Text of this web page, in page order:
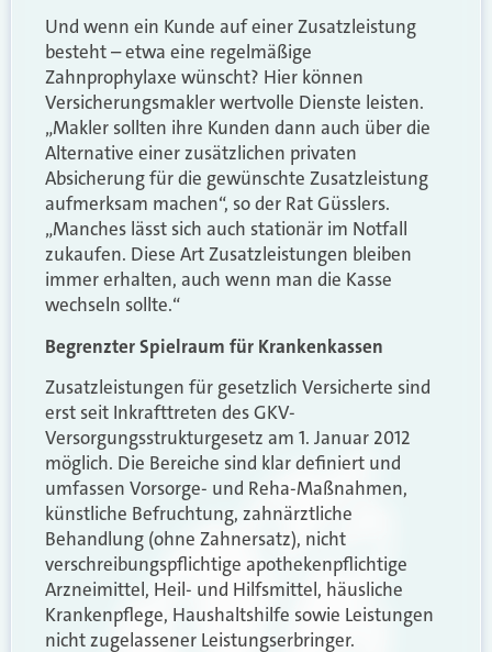
Und wenn ein Kunde auf einer Zusatzleistung
besteht – etwa eine regelmäßige
Zahnprophylaxe wünscht? Hier können
Versicherungsmakler wertvolle Dienste leisten.
„Makler sollten ihre Kunden dann auch über die
Alternative einer zusätzlichen privaten
Absicherung für die gewünschte Zusatzleistung
aufmerksam machen“, so der Rat Güsslers.
„Manches lässt sich auch stationär im Notfall
zukaufen. Diese Art Zusatzleistungen bleiben
immer erhalten, auch wenn man die Kasse
wechseln sollte.“
Begrenzter Spielraum für Krankenkassen
Zusatzleistungen für gesetzlich Versicherte sind
erst seit Inkrafttreten des GKV-
Versorgungsstrukturgesetz am 1. Januar 2012
möglich. Die Bereiche sind klar definiert und
umfassen Vorsorge- und Reha-Maßnahmen,
künstliche Befruchtung, zahnärztliche
Behandlung (ohne Zahnersatz), nicht
verschreibungspflichtige apothekenpflichtige
Arzneimittel, Heil- und Hilfsmittel, häusliche
Krankenpflege, Haushaltshilfe sowie Leistungen
nicht zugelassener Leistungserbringer.